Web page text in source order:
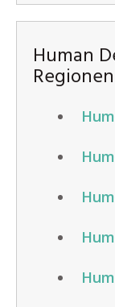
Human
Regionen